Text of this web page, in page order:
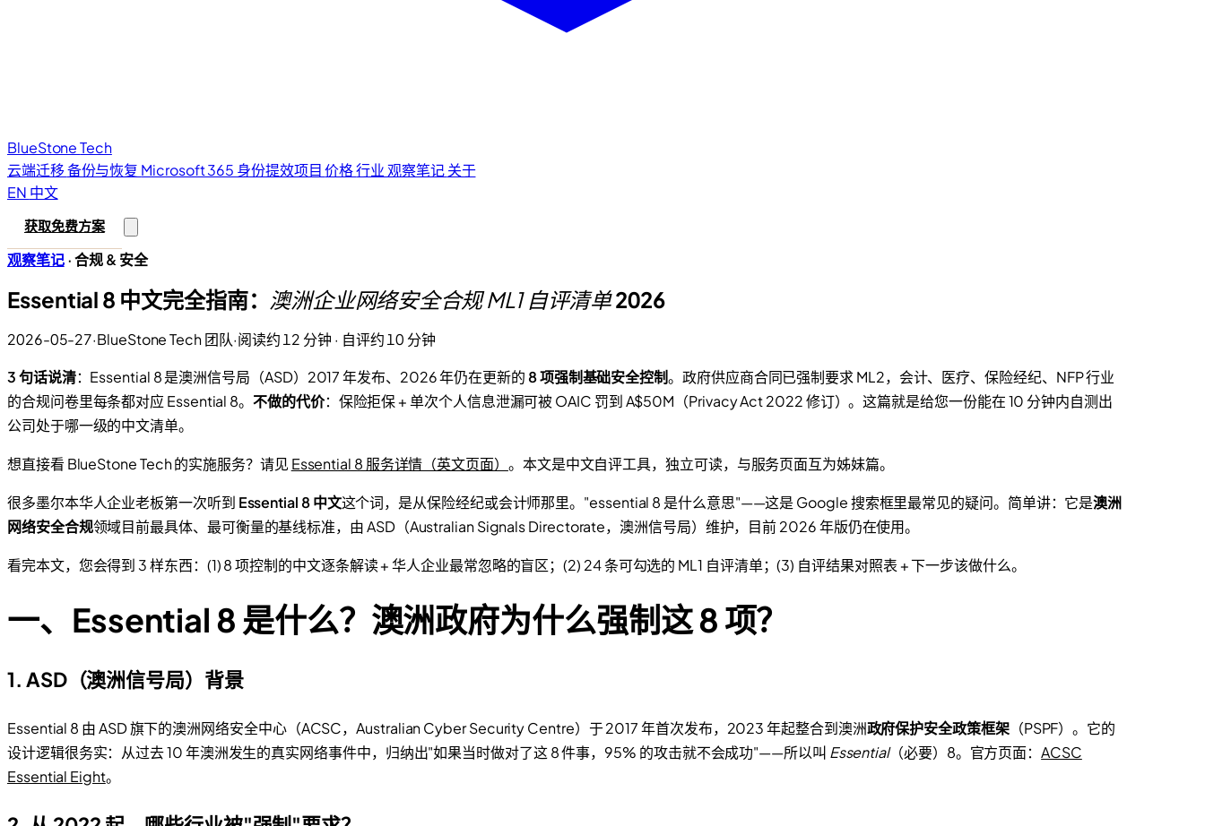
BlueStoneTech
云端迁移备份与恢复 Microsoft 365 身份提效项目价格行业观察笔记关于
EN 中文
获取免费方案
观察笔记 · 合规 & 安全
Essential 8 中文完全指南： 澳洲企业网络安全合规 ML1 自评清单2026
2026-05-27·BlueStone Tech 团队·阅读约 12 分钟 · 自评约 10 分钟
3 句话说清：Essential 8 是澳洲信号局（ASD）2017 年发布、2026 年仍在更新的 8 项强制基础安全控制。政府供应商合同已强制要求 ML2，会计、医疗、保险经纪、NFP 行业
的合规问卷里每条都对应 Essential 8。不做的代价：保险拒保 + 单次个人信息泄漏可被 OAIC 罚到 A$50M（Privacy Act 2022 修订）。这篇就是给您一份能在 10 分钟内自测出
公司处于哪一级的中文清单。
想直接看 BlueStone Tech 的实施服务？请见 Essential 8 服务详情（英文页面） 。本文是中文自评工具，独立可读，与服务页面互为姊妹篇。
很多墨尔本华人企业老板第一次听到 Essential 8 中文这个词，是从保险经纪或会计师那里。"essential 8 是什么意思"——这是 Google 搜索框里最常见的疑问。简单讲：它是澳洲
网络安全合规领域目前最具体、最可衡量的基线标准，由 ASD（Australian Signals Directorate，澳洲信号局）维护，目前 2026 年版仍在使用。
看完本文，您会得到 3 样东西：(1) 8 项控制的中文逐条解读 + 华人企业最常忽略的盲区；(2) 24 条可勾选的 ML1 自评清单；(3) 自评结果对照表 + 下一步该做什么。
一、Essential 8 是什么？澳洲政府为什么强制这 8 项？
1. ASD（澳洲信号局）背景
Essential 8 由 ASD 旗下的澳洲网络安全中心（ACSC，Australian Cyber Security Centre）于 2017 年首次发布，2023 年起整合到澳洲政府保护安全政策框架（PSPF）。它的
设计逻辑很务实：从过去 10 年澳洲发生的真实网络事件中，归纳出"如果当时做对了这 8 件事，95% 的攻击就不会成功"——所以叫 Essential（必要）8。官方页面：ACSC
Essential Eight。